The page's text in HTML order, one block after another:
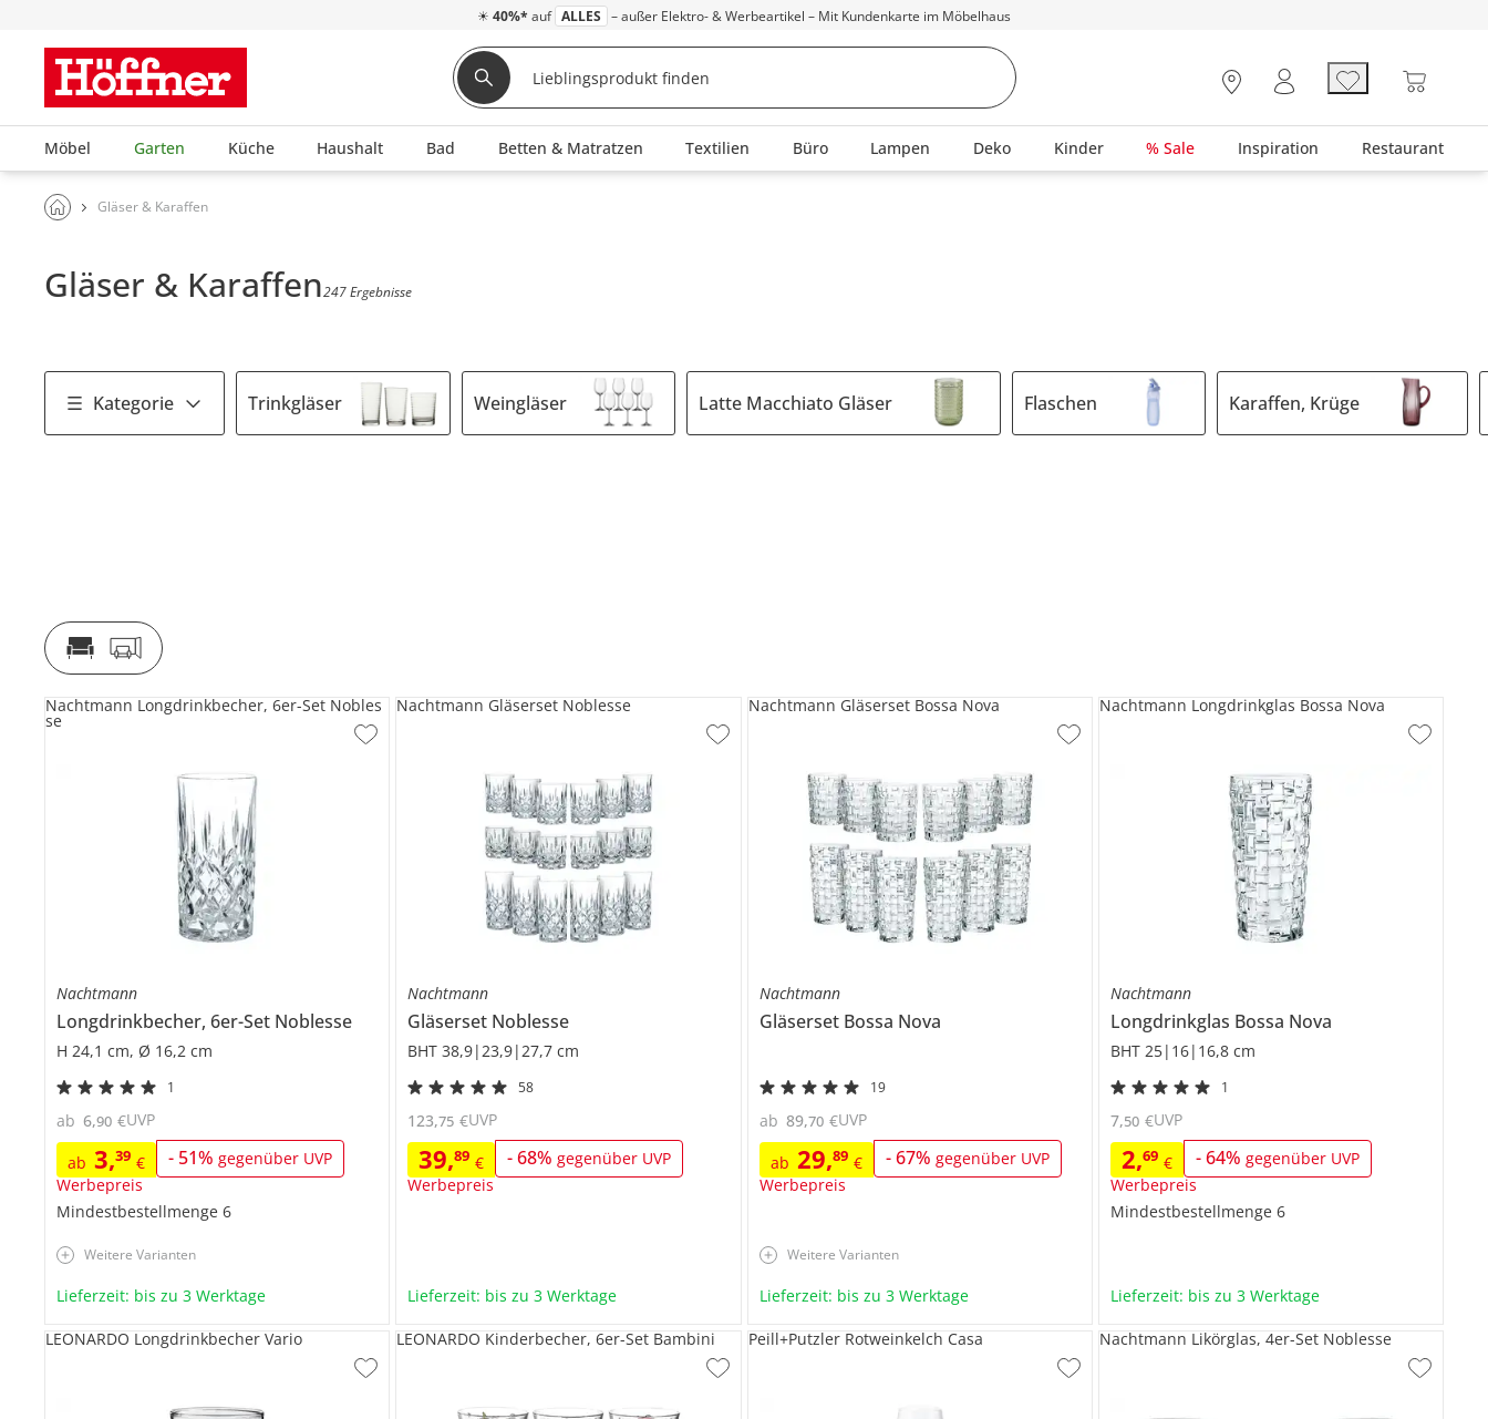
☀ 40%* auf ALLES – außer Elektro- & Werbeartikel – Mit Kundenkarte im Möbelhaus
Möbel Garten Küche Haushalt Bad Betten & Matratzen Textilien Büro Lampen Deko Kinder % Sale Inspiration Restaurant
Gläser & Karaffen
Gläser & Karaffen247 Ergebnisse
Kategorie Trinkgläser Weingläser Latte Macchiato Gläser Flaschen Karaffen, Krüge
Nachtmann
Longdrinkbecher, 6er-Set Noblesse
H 24,1 cm, Ø 16,2 cm
1
ab 3,39 € - 51%gegenüber UVP
Werbepreis
ab 6,90 €UVP
Mindestbestellmenge 6
Nachtmann Longdrinkbecher, 6er-Set Nobles
se
Weitere Varianten
Lieferzeit: bis zu 3 Werktage
Nachtmann
Gläserset Noblesse
BHT 38,9|23,9|27,7 cm
58
39,89 € -68%gegenüber UVP
Werbepreis
123,75 €UVP
Nachtmann Gläserset Noblesse
Lieferzeit: bis zu 3 Werktage
Nachtmann
Gläserset Bossa Nova
19
ab 29,89 € -67% gegenüber UVP
Werbepreis
ab 89,70 €UVP
Nachtmann Gläserset Bossa Nova
Weitere Varianten
Lieferzeit: bis zu 3 Werktage
Nachtmann
Longdrinkglas Bossa Nova
BHT 25|16|16,8 cm
1
2,69 € -64% gegenüber UVP
Werbepreis
7,50 €UVP
Mindestbestellmenge 6
Nachtmann Longdrinkglas Bossa Nova
Lieferzeit: bis zu 3 Werktage
LEONARDO Longdrinkbecher Vario LEONARDO Kinderbecher, 6er-Set Bambini Peill+Putzler Rotweinkelch Casa Nachtmann Likörglas, 4er-Set Noblesse